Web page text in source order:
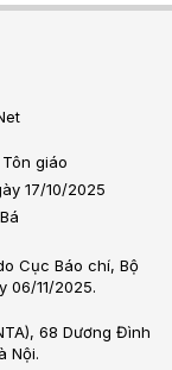
giáo
17/10/2025
Cục Báo chí, Bộ
06/11/2025.
68 Dương Đình
Nội.